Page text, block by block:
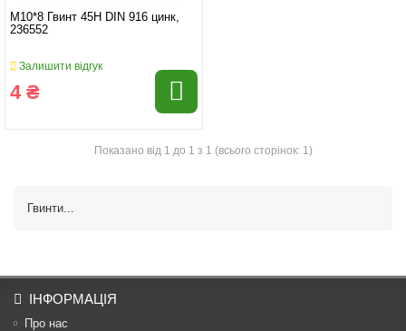
M10*8 Гвинт 45H DIN 916 цинк,
236552
Залишити відгук
4 ₴
Показано від 1 до 1 з 1 (всього сторінок: 1)
Гвинти...
ІНФОРМАЦІЯ
Про нас